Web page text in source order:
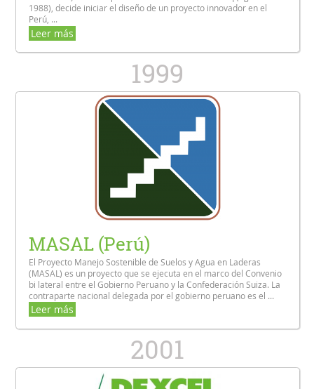
1988), decide iniciar el diseño de un proyecto innovador en el
Perú, ...
Leer más
1999
MASAL (Perú)
El Proyecto Manejo Sostenible de Suelos y Agua en Laderas
(MASAL) es un proyecto que se ejecuta en el marco del Convenio
bi lateral entre el Gobierno Peruano y la Confederación Suiza. La
contraparte nacional delegada por el gobierno peruano es el ...
Leer más
2001